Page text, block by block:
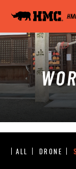
ALL DRONE